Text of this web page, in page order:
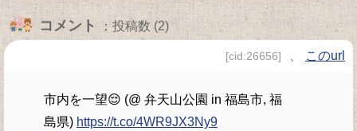
コメント：投稿数 (2)
[cid:26656] このurl
市内を一望😌 (@ 弁天山公園 in 福島市, 福
島県) https://t.co/4WR9JX3Ny9